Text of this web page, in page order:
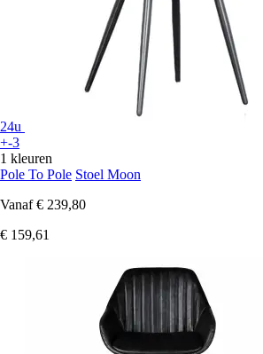
24u
+-3
1 kleuren
Pole To Pole Stoel Moon
Vanaf € 239,80
€ 159,61